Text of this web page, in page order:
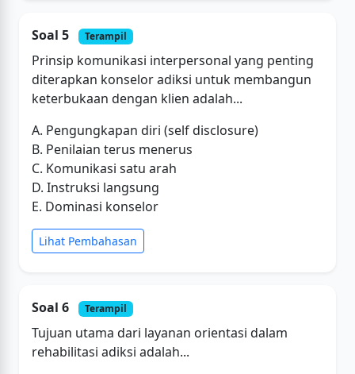
Soal 5 Terampil
Prinsip komunikasi interpersonal yang penting
diterapkan konselor adiksi untuk membangun
keterbukaan dengan klien adalah...
A. Pengungkapan diri (self disclosure)
B. Penilaian terus menerus
C. Komunikasi satu arah
D. Instruksi langsung
E. Dominasi konselor
Lihat Pembahasan
Soal 6 Terampil
Tujuan utama dari layanan orientasi dalam
rehabilitasi adiksi adalah...